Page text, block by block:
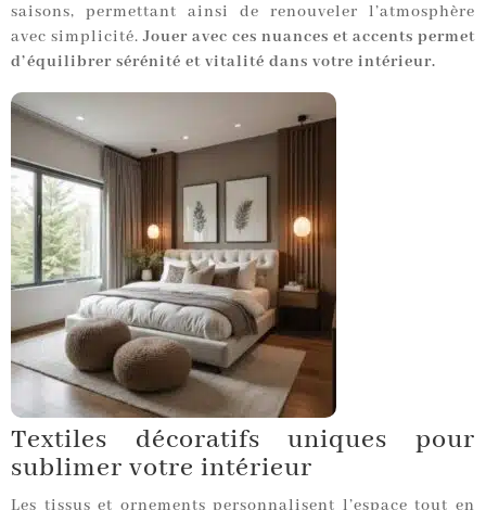
saisons, permettant ainsi de renouveler l’atmosphère
avec simplicité.Jouer avec ces nuances et accents permet
d’équilibrer sérénité et vitalité dans votre intérieur.
Textiles décoratifs uniques pour
sublimer votre intérieur